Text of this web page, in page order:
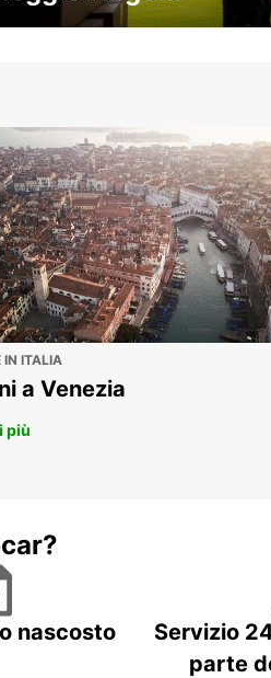
ITALIA
a Venezia
più
nascosto
Servizio
parte